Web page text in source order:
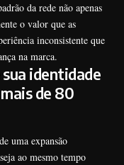
da rede não apenas
o valor que as
inconsistente que
na marca.
identidade
de 80
uma expansão
ao mesmo tempo